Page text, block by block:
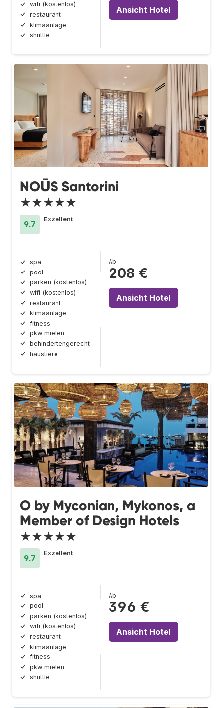
wifi (kostenlos)
restaurant
klimaanlage
shuttle
Ansicht Hotel
NOŪS Santorini
★★★★★
9.7
Exzellent
spa
pool
parken (kostenlos)
wifi (kostenlos)
restaurant
klimaanlage
fitness
pkw mieten
behindertengerecht
haustiere
Ab
208 €
Ansicht Hotel
O by Myconian, Mykonos, a
Member of Design Hotels
★★★★★
9.7
Exzellent
spa
pool
parken (kostenlos)
wifi (kostenlos)
restaurant
klimaanlage
fitness
pkw mieten
shuttle
Ab
396 €
Ansicht Hotel